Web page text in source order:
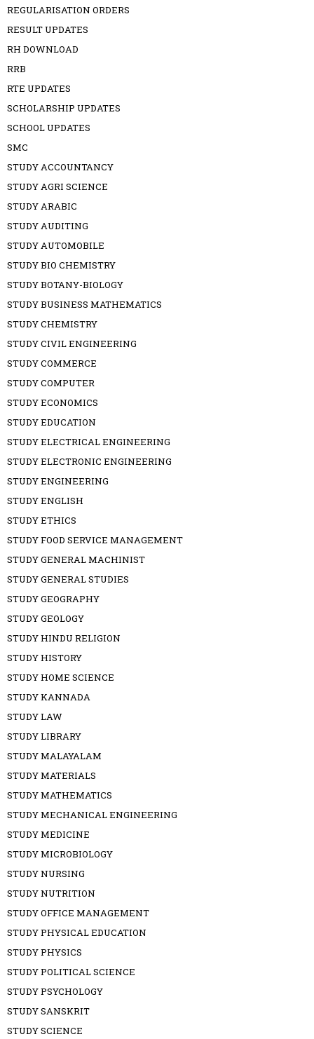
REGULARISATION ORDERS
RESULT UPDATES
RH DOWNLOAD
RRB
RTE UPDATES
SCHOLARSHIP UPDATES
SCHOOL UPDATES
SMC
STUDY ACCOUNTANCY
STUDY AGRI SCIENCE
STUDY ARABIC
STUDY AUDITING
STUDY AUTOMOBILE
STUDY BIO CHEMISTRY
STUDY BOTANY-BIOLOGY
STUDY BUSINESS MATHEMATICS
STUDY CHEMISTRY
STUDY CIVIL ENGINEERING
STUDY COMMERCE
STUDY COMPUTER
STUDY ECONOMICS
STUDY EDUCATION
STUDY ELECTRICAL ENGINEERING
STUDY ELECTRONIC ENGINEERING
STUDY ENGINEERING
STUDY ENGLISH
STUDY ETHICS
STUDY FOOD SERVICE MANAGEMENT
STUDY GENERAL MACHINIST
STUDY GENERAL STUDIES
STUDY GEOGRAPHY
STUDY GEOLOGY
STUDY HINDU RELIGION
STUDY HISTORY
STUDY HOME SCIENCE
STUDY KANNADA
STUDY LAW
STUDY LIBRARY
STUDY MALAYALAM
STUDY MATERIALS
STUDY MATHEMATICS
STUDY MECHANICAL ENGINEERING
STUDY MEDICINE
STUDY MICROBIOLOGY
STUDY NURSING
STUDY NUTRITION
STUDY OFFICE MANAGEMENT
STUDY PHYSICAL EDUCATION
STUDY PHYSICS
STUDY POLITICAL SCIENCE
STUDY PSYCHOLOGY
STUDY SANSKRIT
STUDY SCIENCE